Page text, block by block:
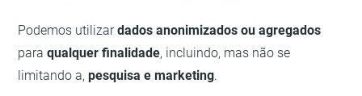
Podemos utilizardados anonimizados ou agregados
paraqualquer finalidade, incluindo, mas não se
limitando a,pesquisa e marketing.